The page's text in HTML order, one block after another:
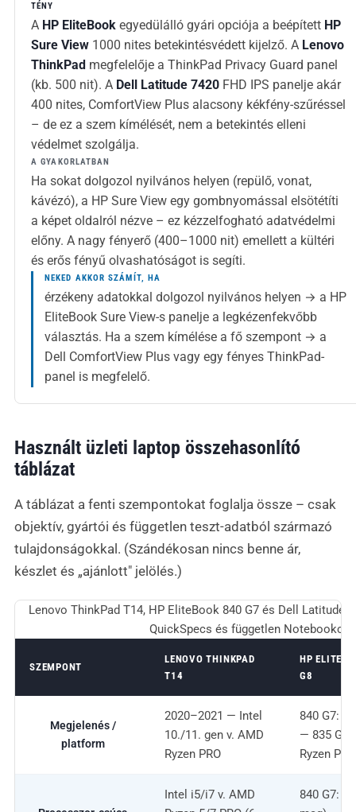
TÉNY
A HP EliteBook egyedülálló gyári opciója a beépített HP
Sure View 1000 nites betekintésvédett kijelző. A Lenovo
ThinkPad megfelelője a ThinkPad Privacy Guard panel
(kb. 500 nit). A Dell Latitude 7420 FHD IPS panelje akár
400 nites, ComfortView Plus alacsony kékfény-szűréssel
– de ez a szem kímélését, nem a betekintés elleni
védelmet szolgálja.
A GYAKORLATBAN
Ha sokat dolgozol nyilvános helyen (repülő, vonat,
kávézó), a HP Sure View egy gombnyomással elsötétíti
a képet oldalról nézve – ez kézzelfogható adatvédelmi
előny. A nagy fényerő (400–1000 nit) emellett a kültéri
és erős fényű olvashatóságot is segíti.
NEKED AKKOR SZÁMÍT, HA
érzékeny adatokkal dolgozol nyilvános helyen → a HP
EliteBook Sure View-s panelje a legkézenfekvőbb
választás. Ha a szem kímélése a fő szempont → a
Dell ComfortView Plus vagy egy fényes ThinkPad-
panel is megfelelő.
Használt üzleti laptop összehasonlító
táblázat
A táblázat a fenti szempontokat foglalja össze – csak
objektív, gyártói és független teszt-adatból származó
tulajdonságokkal. (Szándékosan nincs benne ár,
készlet és „ajánlott" jelölés.)
Lenovo ThinkPad T14, HP EliteBook 840 G7 és Dell Latitude
QuickSpecs és független
SZEMPONT
LENOVO THINKPAD
T14
HP
G8
Megjelenés /
platform
2020–2021 — Intel
10./11. gen v. AMD
Ryzen PRO
840 G7:
— 835 G8:
Ryzen
Intel i5/i7 v. AMD
840 G7: